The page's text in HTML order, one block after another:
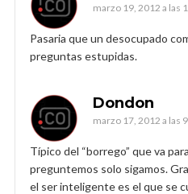
marzo 19, 2012 a las
Pasaria que un desocupado
preguntas estupidas.
Dondon
marzo 17, 2012 a las
Típico del “borrego” que va
preguntemos solo sigamos.
el ser inteligente es el que se